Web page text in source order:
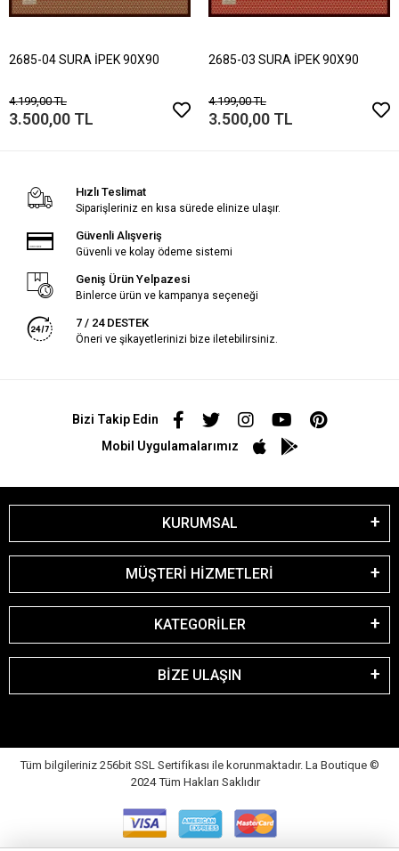
2685-04 SURA İPEK 90X90
4.199,00 TL
3.500,00 TL
2685-03 SURA İPEK 90X90
4.199,00 TL
3.500,00 TL
Hızlı Teslimat
Siparişleriniz en kısa sürede elinize ulaşır.
Güvenli Alışveriş
Güvenli ve kolay ödeme sistemi
Geniş Ürün Yelpazesi
Binlerce ürün ve kampanya seçeneği
7 / 24 DESTEK
Öneri ve şikayetlerinizi bize iletebilirsiniz.
Bizi Takip Edin
Mobil Uygulamalarımız
KURUMSAL
MÜŞTERİ HİZMETLERİ
KATEGORİLER
BİZE ULAŞIN
Tüm bilgileriniz 256bit SSL Sertifikası ile korunmaktadır. La Boutique ©
2024 Tüm Hakları Saklıdır